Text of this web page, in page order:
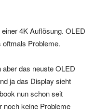
4K Auflösung. OLED
Probleme.
das neuste OLED
ja das Display sieht
nun schon seit
noch keine Probleme